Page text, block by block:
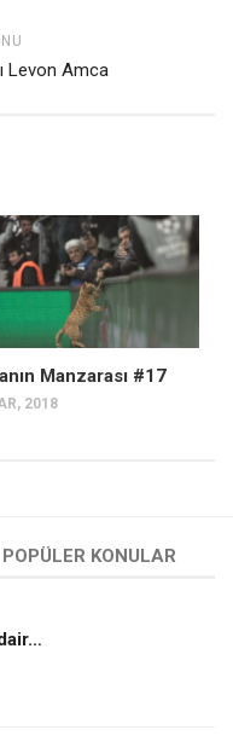
Levon Amca
Manzarası #17
2018
POPÜLER KONULAR